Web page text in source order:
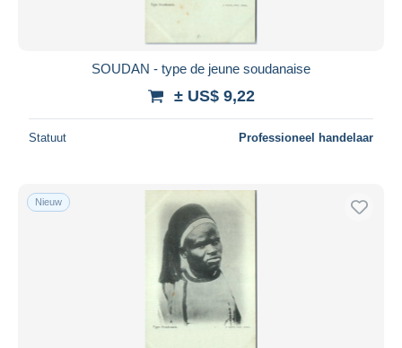
SOUDAN - type de jeune soudanaise
± US$ 9,22
Statuut Professioneel handelaar
Nieuw